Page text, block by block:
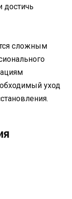
достичь
сложным
уход